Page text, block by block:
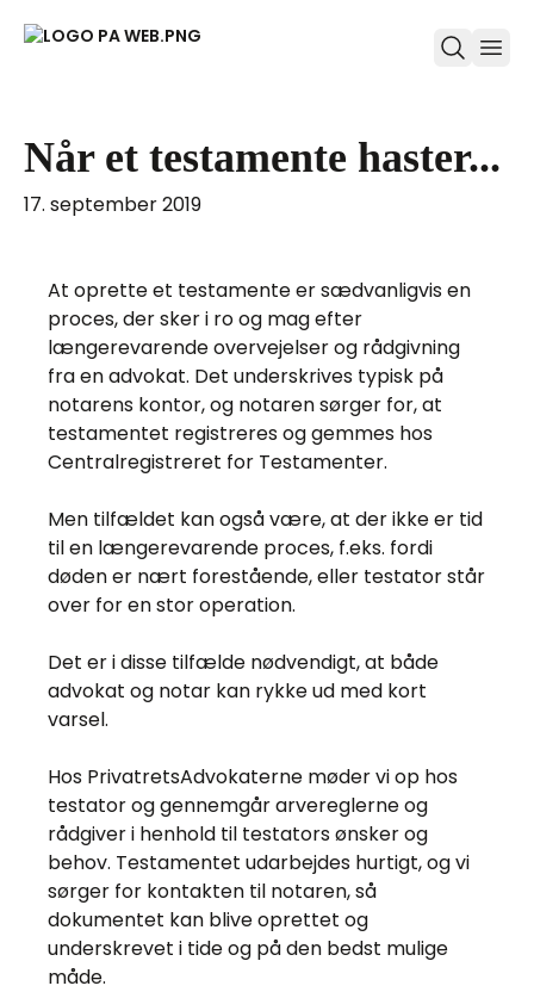
open
Når et testamente haster...
17. september 2019
At oprette et testamente er sædvanligvis en
proces, der sker i ro og mag efter
længerevarende overvejelser og rådgivning
fra en advokat. Det underskrives typisk på
notarens kontor, og notaren sørger for, at
testamentet registreres og gemmes hos
Centralregistreret for Testamenter.
Men tilfældet kan også være, at der ikke er tid
til en længerevarende proces, f.eks. fordi
døden er nært forestående, eller testator står
over for en stor operation.
Det er i disse tilfælde nødvendigt, at både
advokat og notar kan rykke ud med kort
varsel.
Hos PrivatretsAdvokaterne møder vi op hos
testator og gennemgår arvereglerne og
rådgiver i henhold til testators ønsker og
behov. Testamentet udarbejdes hurtigt, og vi
sørger for kontakten til notaren, så
dokumentet kan blive oprettet og
underskrevet i tide og på den bedst mulige
måde.